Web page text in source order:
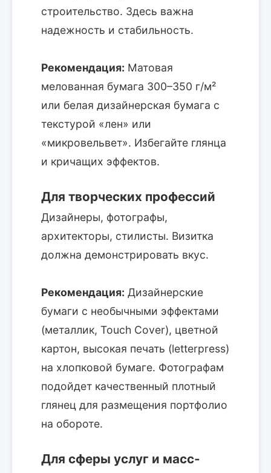
строительство. Здесь важна
надежность и стабильность.
Рекомендация: Матовая
мелованная бумага 300–350 г/м²
или белая дизайнерская бумага с
текстурой «лен» или
«микровельвет». Избегайте глянца
и кричащих эффектов.
Для творческих профессий
Дизайнеры, фотографы,
архитекторы, стилисты. Визитка
должна демонстрировать вкус.
Рекомендация: Дизайнерские
бумаги с необычными эффектами
(металлик, Touch Cover), цветной
картон, высокая печать (letterpress)
на хлопковой бумаге. Фотографам
подойдет качественный плотный
глянец для размещения портфолио
на обороте.
Для сферы услуг и масс-